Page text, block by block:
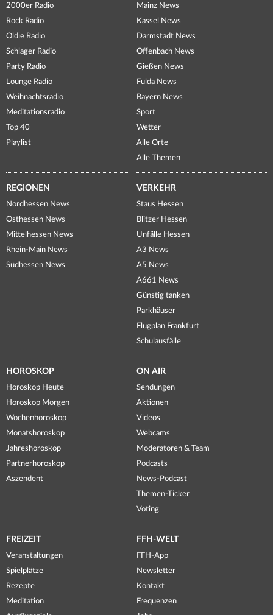
2000er Radio
Rock Radio
Oldie Radio
Schlager Radio
Party Radio
Lounge Radio
Weihnachtsradio
Meditationsradio
Top 40
Playlist
Mainz News
Kassel News
Darmstadt News
Offenbach News
Gießen News
Fulda News
Bayern News
Sport
Wetter
Alle Orte
Alle Themen
REGIONEN
Nordhessen News
Osthessen News
Mittelhessen News
Rhein-Main News
Südhessen News
VERKEHR
Staus Hessen
Blitzer Hessen
Unfälle Hessen
A3 News
A5 News
A661 News
Günstig tanken
Parkhäuser
Flugplan Frankfurt
Schulausfälle
HOROSKOP
Horoskop Heute
Horoskop Morgen
Wochenhoroskop
Monatshoroskop
Jahreshoroskop
Partnerhoroskop
Aszendent
ON AIR
Sendungen
Aktionen
Videos
Webcams
Moderatoren & Team
Podcasts
News-Podcast
Themen-Ticker
Voting
FREIZEIT
Veranstaltungen
Spielplätze
Rezepte
Meditation
FFH-WELT
FFH-App
Newsletter
Kontakt
Frequenzen